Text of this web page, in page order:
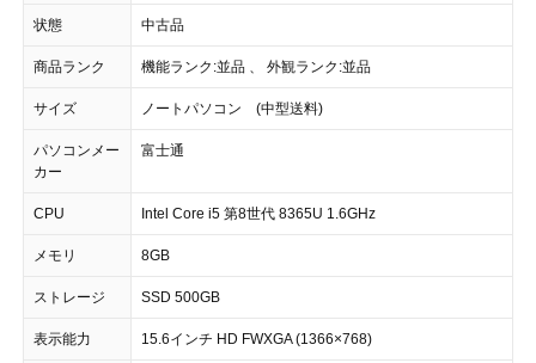
状態 中古品
商品ランク 機能ランク:並品 、 外観ランク:並品
サイズ ノートパソコン (中型送料)
パソコンメー
カー
富士通
CPU Intel Core i5 第8世代 8365U 1.6GHz
メモリ 8GB
ストレージ SSD 500GB
表示能力 15.6インチ HD FWXGA (1366×768)